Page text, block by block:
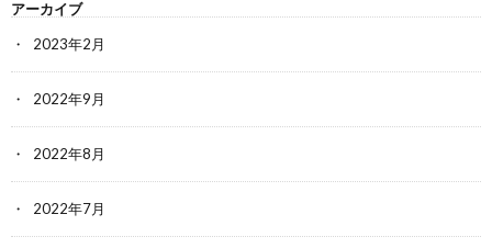
アーカイブ
2023年2月
2022年9月
2022年8月
2022年7月